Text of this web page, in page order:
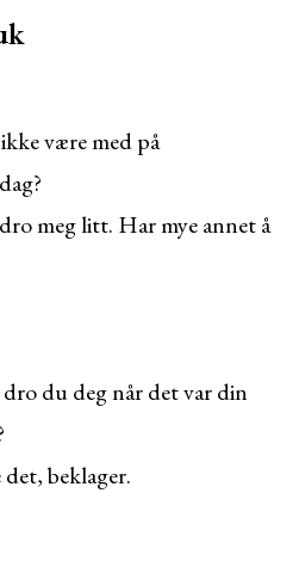
være med på
meg litt. Har mye annet å
du deg når det var din
beklager.